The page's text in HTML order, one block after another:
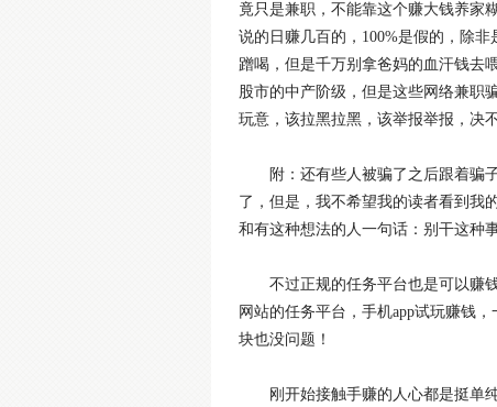
竟只是兼职，不能靠这个赚大钱养家
说的日赚几百的，100%是假的，除
蹭喝，但是千万别拿爸妈的血汗钱去
股市的中产阶级，但是这些网络兼职
玩意，该拉黑拉黑，该举报举报，决
附：还有些人被骗了之后跟着骗
了，但是，我不希望我的读者看到我
和有这种想法的人一句话：别干这种
不过正规的任务平台也是可以赚
网站的任务平台，手机app试玩赚钱
块也没问题！
刚开始接触手赚的人心都是挺单